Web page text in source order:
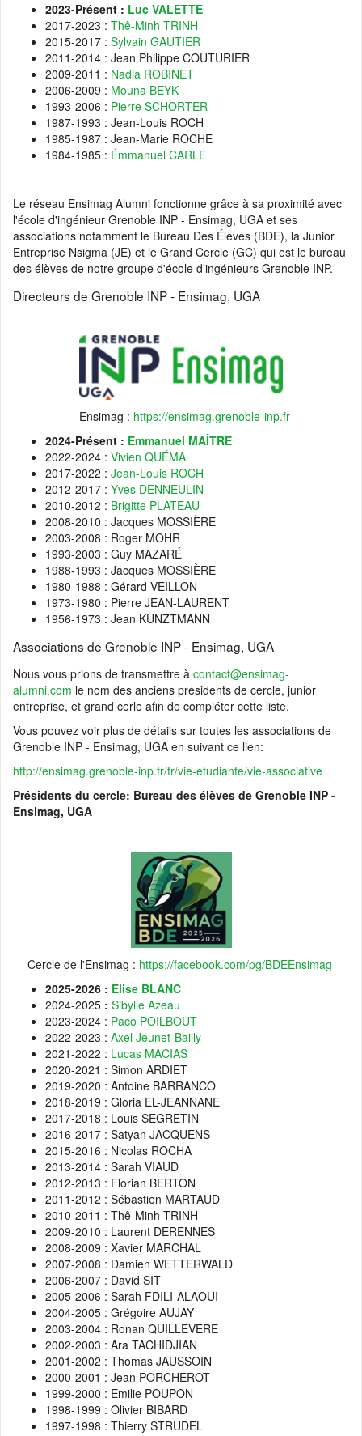
2023-Présent : Luc VALETTE
2017-2023 : Thê-Minh TRINH
2015-2017 : Sylvain GAUTIER
2011-2014 : Jean Philippe COUTURIER
2009-2011 : Nadia ROBINET
2006-2009 : Mouna BEYK
1993-2006 : Pierre SCHORTER
1987-1993 : Jean-Louis ROCH
1985-1987 : Jean-Marie ROCHE
1984-1985 : Émmanuel CARLE
Le réseau Ensimag Alumni fonctionne grâce à sa proximité avec
l'école d'ingénieur Grenoble INP - Ensimag, UGA et ses
associations notamment le Bureau Des Élèves (BDE), la Junior
Entreprise Nsigma (JE) et le Grand Cercle (GC) qui est le bureau
des élèves de notre groupe d'école d'ingénieurs Grenoble INP.
Directeurs de Grenoble INP - Ensimag, UGA
Ensimag : https://ensimag.grenoble-inp.fr
2024-Présent : Emmanuel MAÎTRE
2022-2024 : Vivien QUÉMA
2017-2022 : Jean-Louis ROCH
2012-2017 : Yves DENNEULIN
2010-2012 : Brigitte PLATEAU
2008-2010 : Jacques MOSSIÈRE
2003-2008 : Roger MOHR
1993-2003 : Guy MAZARÉ
1988-1993 : Jacques MOSSIÈRE
1980-1988 : Gérard VEILLON
1973-1980 : Pierre JEAN-LAURENT
1956-1973 : Jean KUNZTMANN
Associations de Grenoble INP - Ensimag, UGA
Nous vous prions de transmettre à contact@ensimag-
alumni.com le nom des anciens présidents de cercle, junior
entreprise, et grand cerle afin de compléter cette liste.
Vous pouvez voir plus de détails sur toutes les associations de
Grenoble INP - Ensimag, UGA en suivant ce lien:
http://ensimag.grenoble-inp.fr/fr/vie-etudiante/vie-associative
Présidents du cercle: Bureau des élèves de Grenoble INP -
Ensimag, UGA
Cercle de l'Ensimag : https://facebook.com/pg/BDEEnsimag
2025-2026 : Elise BLANC
2024-2025 : Sibylle Azeau
2023-2024 : Paco POILBOUT
2022-2023 : Axel Jeunet-Bailly
2021-2022 : Lucas MACIAS
2020-2021 : Simon ARDIET
2019-2020 : Antoine BARRANCO
2018-2019 : Gloria EL-JEANNANE
2017-2018 : Louis SEGRETIN
2016-2017 : Satyan JACQUENS
2015-2016 : Nicolas ROCHA
2013-2014 : Sarah VIAUD
2012-2013 : Florian BERTON
2011-2012 : Sébastien MARTAUD
2010-2011 : Thê-Minh TRINH
2009-2010 : Laurent DERENNES
2008-2009 : Xavier MARCHAL
2007-2008 : Damien WETTERWALD
2006-2007 : David SIT
2005-2006 : Sarah FDILI-ALAOUI
2004-2005 : Grégoire AUJAY
2003-2004 : Ronan QUILLEVERE
2002-2003 : Ara TACHIDJIAN
2001-2002 : Thomas JAUSSOIN
2000-2001 : Jean PORCHEROT
1999-2000 : Emilie POUPON
1998-1999 : Olivier BIBARD
1997-1998 : Thierry STRUDEL